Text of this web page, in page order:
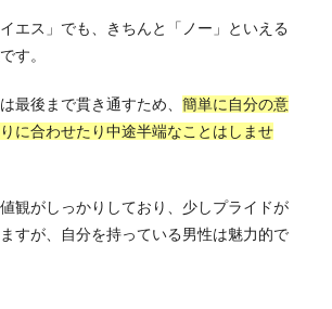
エス」でも、きちんと「ノー」といえる
す。
最後まで貫き通すため、 簡単に自分の意
に合わせたり中途半端なことはしませ
観がしっかりしており、少しプライドが
すが、自分を持っている男性は魅力的で